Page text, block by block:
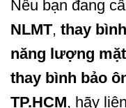
Nếu bạn đang
NLMT, thay
năng lượng
thay bình bảo
TP.HCM, hãy